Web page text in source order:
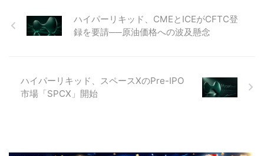
ハイパーリキッド、CMEとICEがCFTC登
録を要請──原油価格への波及懸念
ハイパーリキッド、スペースXのPre-IPO
市場「SPCX」開始